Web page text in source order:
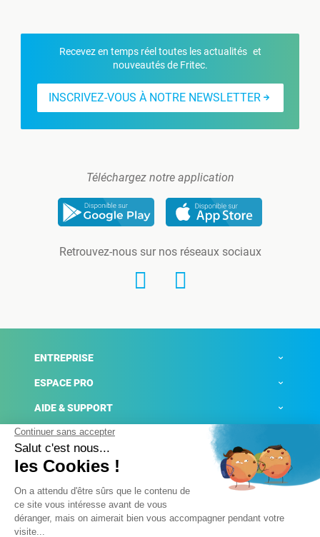
Recevez en temps réel toutes les actualités et
nouveautés de Fritec.
INSCRIVEZ-VOUS À NOTRE NEWSLETTER
Téléchargez notre application
Retrouvez-nous sur nos réseaux sociaux
ENTREPRISE
ESPACE PRO
AIDE & SUPPORT
ACTUALITÉS
Mentions légales